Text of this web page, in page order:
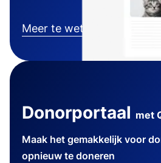
Meer te weten komen
Donorportaal met
Maak het gemakkelijk voor
opnieuw te doneren